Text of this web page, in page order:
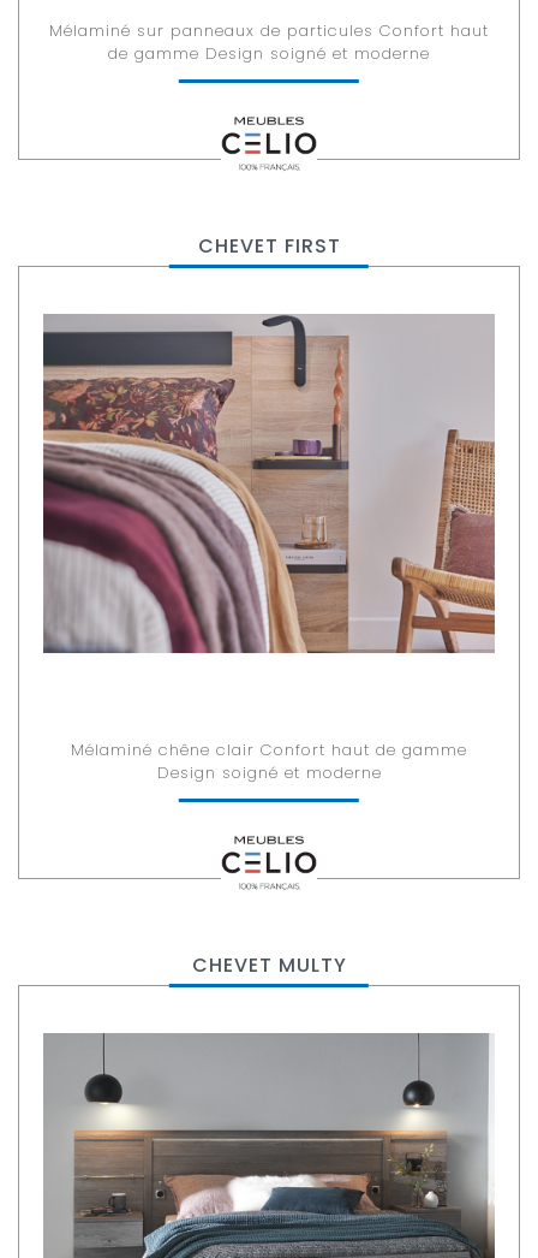
Mélaminé sur panneaux de particules Confort haut
de gamme Design soigné et moderne
CHEVET FIRST
Mélaminé chêne clair Confort haut de gamme
Design soigné et moderne
CHEVET MULTY